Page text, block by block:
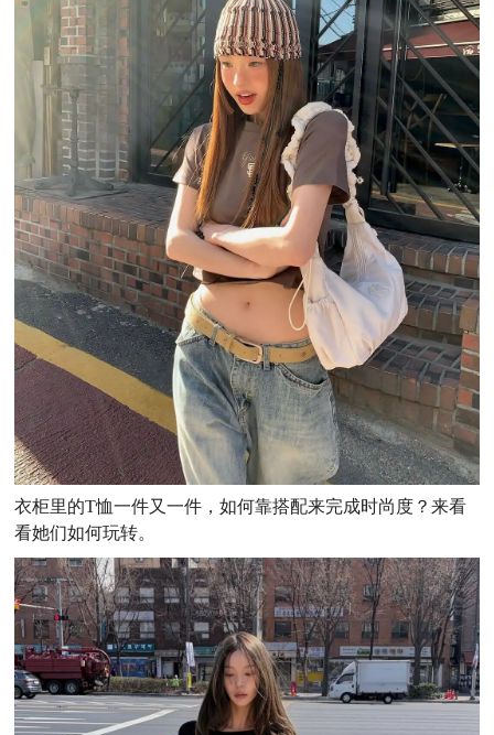
衣柜里的T恤一件又一件，如何靠搭配来完成时尚度？来看
看她们如何玩转。